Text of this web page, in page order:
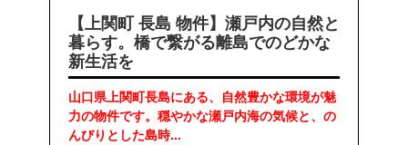
【上関町 長島 物件】瀬戸内の自然と
暮らす。橋で繋がる離島でのどかな
新生活を
山口県上関町長島にある、自然豊かな環境が魅
力の物件です。穏やかな瀬戸内海の気候と、の
んびりとした島時...